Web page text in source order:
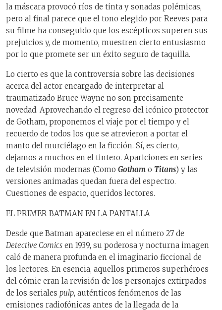
la máscara provocó ríos de tinta y sonadas polémicas,
pero al final parece que el tono elegido por Reeves para
su filme ha conseguido que los escépticos superen sus
prejuicios y, de momento, muestren cierto entusiasmo
por lo que promete ser un éxito seguro de taquilla.
Lo cierto es que la controversia sobre las decisiones
acerca del actor encargado de interpretar al
traumatizado Bruce Wayne no son precisamente
novedad. Aprovechando el regreso del icónico protector
de Gotham, proponemos el viaje por el tiempo y el
recuerdo de todos los que se atrevieron a portar el
manto del murciélago en la ficción. Sí, es cierto,
dejamos a muchos en el tintero. Apariciones en series
de televisión modernas (Como Gotham o Titans) y las
versiones animadas quedan fuera del espectro.
Cuestiones de espacio, queridos lectores.
EL PRIMER BATMAN EN LA PANTALLA
Desde que Batman apareciese en el número 27 de
Detective Comics en 1939, su poderosa y nocturna imagen
caló de manera profunda en el imaginario ficcional de
los lectores. En esencia, aquellos primeros superhéroes
del cómic eran la revisión de los personajes extirpados
de los seriales pulp, auténticos fenómenos de las
emisiones radiofónicas antes de la llegada de la